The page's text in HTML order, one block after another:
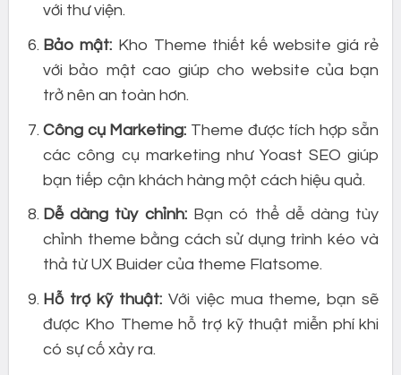
với thư viện.
Bảo mật: Kho Theme thiết kế website giá rẻ
với bảo mật cao giúp cho website của bạn
trở nên an toàn hơn.
Công cụ Marketing: Theme được tích hợp sẵn
các công cụ marketing như Yoast SEO giúp
bạn tiếp cận khách hàng một cách hiệu quả.
Dễ dàng tùy chỉnh:Bạn có thể dễ dàng tùy
chỉnh theme bằng cách sử dụng trình kéo và
thả từ UX Buider của theme Flatsome.
Hỗ trợ kỹ thuật:Với việc mua theme, bạn sẽ
được Kho Theme hỗ trợ kỹ thuật miễn phí khi
có sự cố xảy ra.